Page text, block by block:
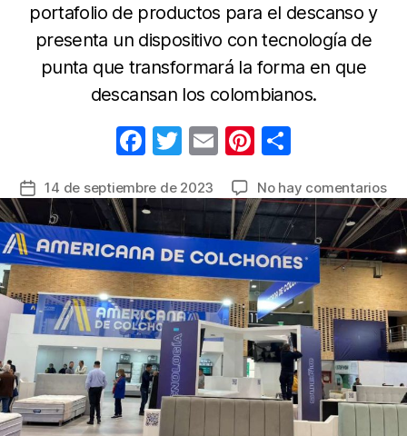
portafolio de productos para el descanso y
presenta un dispositivo con tecnología de
punta que transformará la forma en que
descansan los colombianos.
F
c
e
b
o
o
k
T
itt
er
E
ail
Pi
er
e
st
m
p
ar
tir
Fecha
la
entrada
14 de septiembre de 2023 No hay comentariosen
La
en
el
un
en